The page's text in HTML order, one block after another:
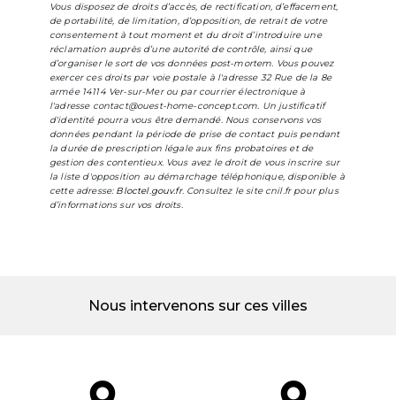
Vous disposez de droits d’accès, de rectification, d’effacement,
de portabilité, de limitation, d’opposition, de retrait de votre
consentement à tout moment et du droit d’introduire une
réclamation auprès d’une autorité de contrôle, ainsi que
d’organiser le sort de vos données post-mortem. Vous pouvez
exercer ces droits par voie postale à l'adresse 32 Rue de la 8e
armée 14114 Ver-sur-Mer ou par courrier électronique à
l'adresse contact@ouest-home-concept.com. Un justificatif
d'identité pourra vous être demandé. Nous conservons vos
données pendant la période de prise de contact puis pendant
la durée de prescription légale aux fins probatoires et de
gestion des contentieux. Vous avez le droit de vous inscrire sur
la liste d'opposition au démarchage téléphonique, disponible à
cette adresse: Bloctel.gouv.fr. Consultez le site cnil.fr pour plus
d’informations sur vos droits.
Nous intervenons sur ces villes